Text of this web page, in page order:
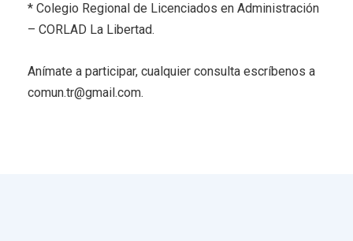
* Colegio Regional de Licenciados en Administración
– CORLAD La Libertad.
Anímate a participar, cualquier consulta escríbenos a
comun.tr@gmail.com.